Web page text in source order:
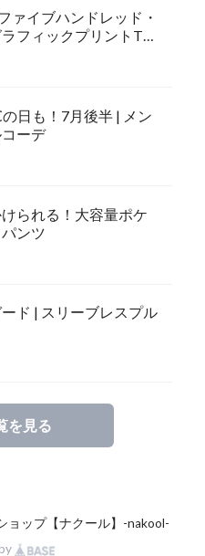
ァイブハンドレッド・
フィックプリントTシ
日も！7月後半 | メン
ーデ
られる！大容量ポケ
ンツ
ド | スリーブレスプル
を見る
ョップ【ナクール】-nakool-